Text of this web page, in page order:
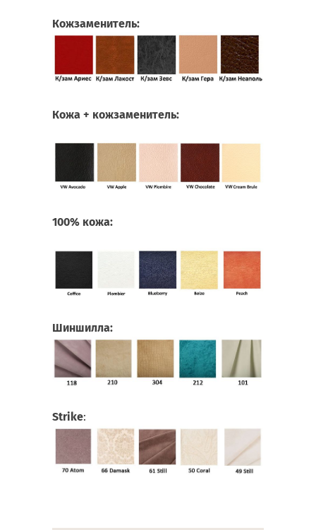
Кожзаменитель:
Кожа + кожзаменитель:
100% кожа:
Шиншилла:
Strike: